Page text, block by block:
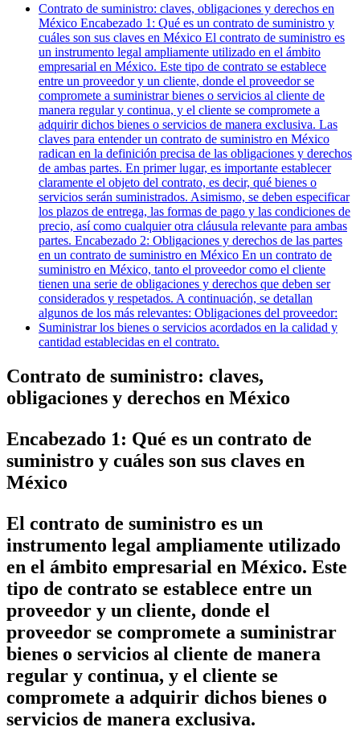
Contrato de suministro: claves, obligaciones y derechos en
México Encabezado 1: Qué es un contrato de suministro y
cuáles son sus claves en México El contrato de suministro es
un instrumento legal ampliamente utilizado en el ámbito
empresarial en México. Este tipo de contrato se establece
entre un proveedor y un cliente, donde el proveedor se
compromete a suministrar bienes o servicios al cliente de
manera regular y continua, y el cliente se compromete a
adquirir dichos bienes o servicios de manera exclusiva. Las
claves para entender un contrato de suministro en México
radican en la definición precisa de las obligaciones y derechos
de ambas partes. En primer lugar, es importante establecer
claramente el objeto del contrato, es decir, qué bienes o
servicios serán suministrados. Asimismo, se deben especificar
los plazos de entrega, las formas de pago y las condiciones de
precio, así como cualquier otra cláusula relevante para ambas
partes. Encabezado 2: Obligaciones y derechos de las partes
en un contrato de suministro en México En un contrato de
suministro en México, tanto el proveedor como el cliente
tienen una serie de obligaciones y derechos que deben ser
considerados y respetados. A continuación, se detallan
algunos de los más relevantes: Obligaciones del proveedor:
Suministrar los bienes o servicios acordados en la calidad y
cantidad establecidas en el contrato.
Contrato de suministro: claves,
obligaciones y derechos en México
Encabezado 1: Qué es un contrato de
suministro y cuáles son sus claves en
México
El contrato de suministro es un
instrumento legal ampliamente utilizado
en el ámbito empresarial en México. Este
tipo de contrato se establece entre un
proveedor y un cliente, donde el
proveedor se compromete a suministrar
bienes o servicios al cliente de manera
regular y continua, y el cliente se
compromete a adquirir dichos bienes o
servicios de manera exclusiva.